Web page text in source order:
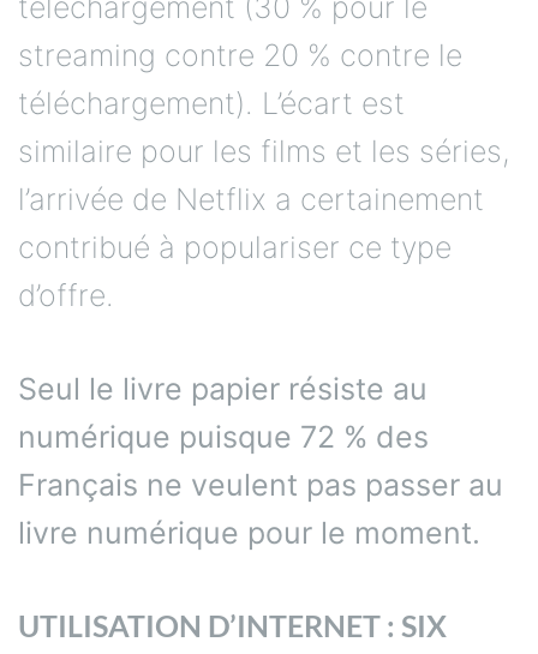
téléchargement (30 % pour le
streaming contre 20 % contre le
téléchargement). L’écart est
similaire pour les films et les séries,
l’arrivée de Netflix a certainement
contribué à populariser ce type
d’offre.
Seul le livre papier résiste au
numérique puisque 72 % des
Français ne veulent pas passer au
livre numérique pour le moment.
UTILISATION D’INTERNET : SIX